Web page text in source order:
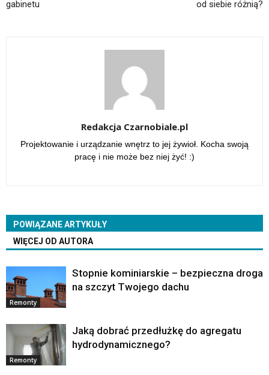
gabinetu od siebie różnią?
Redakcja Czarnobiale.pl
Projektowanie i urządzanie wnętrz to jej żywioł. Kocha swoją
pracę i nie może bez niej żyć! :)
POWIĄZANE ARTYKUŁY
WIĘCEJ OD AUTORA
Remonty
Stopnie kominiarskie – bezpieczna droga
na szczyt Twojego dachu
Remonty
Jaką dobrać przedłużkę do agregatu
hydrodynamicznego?